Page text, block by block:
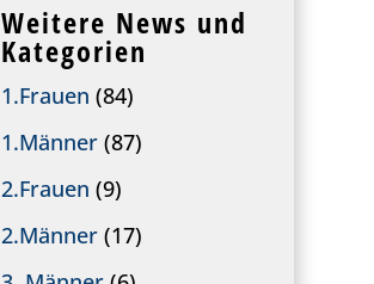
Weitere News und
Kategorien
1.Frauen (84)
1.Männer(87)
2.Frauen (9)
2.Männer(17)